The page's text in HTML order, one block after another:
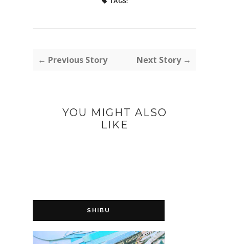
← Previous Story Next Story →
YOU MIGHT ALSO
LIKE
SHIBU